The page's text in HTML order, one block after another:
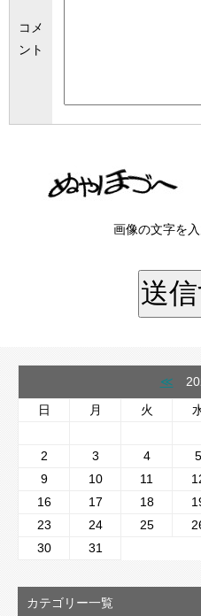
コメ
ント
画像の文字を
≪
日
月 火
2
3 4 5
9
10 11
16
17 18
23
24 25
30
31
カテゴリー一覧